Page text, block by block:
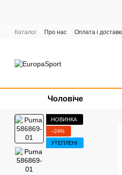
Каталог Про нас Оплата і
Чоловіче
НОВИНКА
−24%
УТЕПЛЕНІ